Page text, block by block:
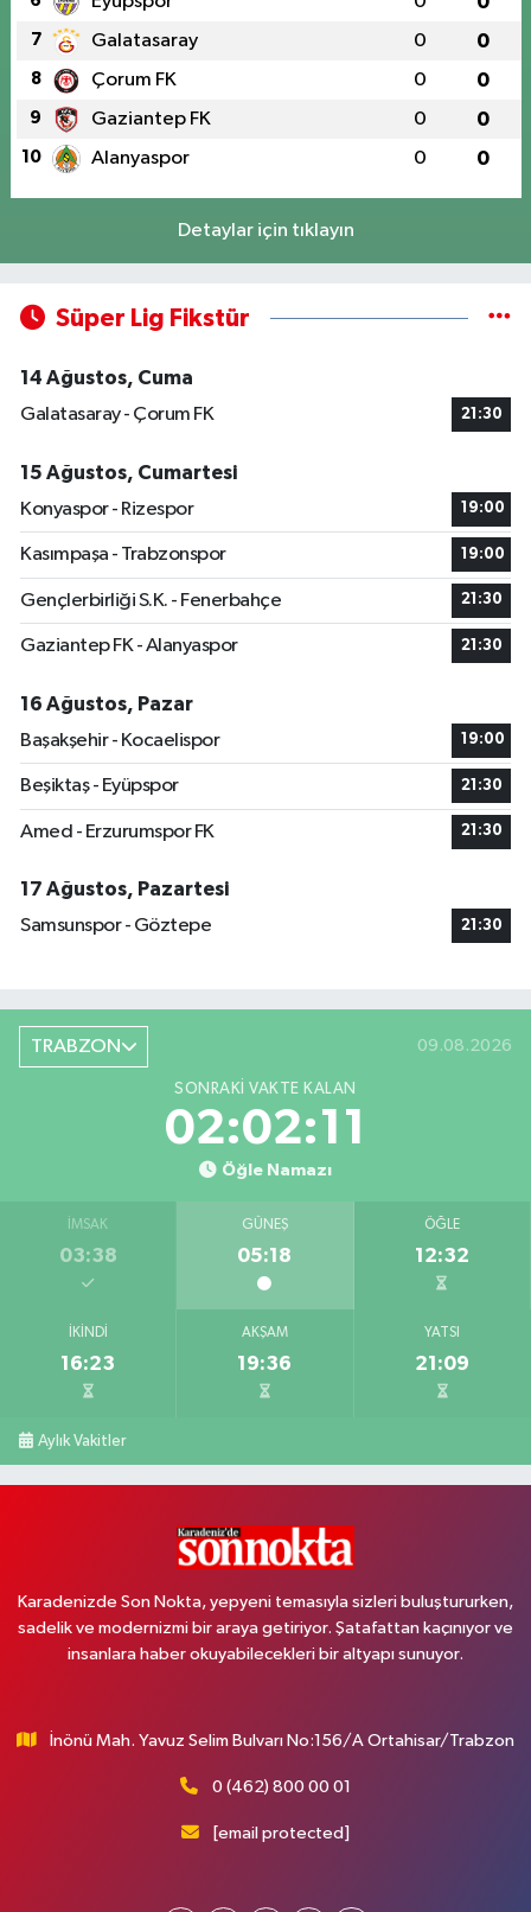
7 Galatasaray 0 0
8 Çorum FK 0 0
9 Gaziantep FK 0 0
10 Alanyaspor 0 0
Detaylar için tıklayın
Süper Lig Fikstür
14 Ağustos, Cuma
Galatasaray - Çorum FK
21:30
15 Ağustos, Cumartesi
Konyaspor - Rizespor
19:00
Kasımpaşa - Trabzonspor 19:00
Gençlerbirliği S.K. - Fenerbahçe 21:30
Gaziantep FK - Alanyaspor 21:30
16 Ağustos, Pazar
Başakşehir - Kocaelispor
19:00
Beşiktaş - Eyüpspor 21:30
Amed - Erzurumspor FK 21:30
17 Ağustos, Pazartesi
Samsunspor - Göztepe
21:30
TRABZON 09.08.2026
SONRAKI VAKTE KALAN
02:02:11
Öğle Namazı
İMSAK
03:38
GÜNEŞ
05:18
ÖĞLE
12:32
İKINDI
16:23
AKŞAM
19:36
YATSI
21:09
Aylık Vakitler
Karadenizde Son Nokta, yepyeni temasıyla sizleri buluştururken,
sadelik ve modernizmi bir araya getiriyor. Şatafattan kaçınıyor ve
insanlara haber okuyabilecekleri bir altyapı sunuyor.
İnönü Mah. Yavuz Selim Bulvarı No:156/A Ortahisar/Trabzon
0 (462) 800 00 01
[email protected]